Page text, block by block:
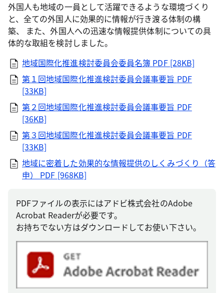
外国人も地域の一員として活躍できるような環境づくり
と、全ての外国人に効果的に情報が行き渡る体制の構
築、 また、外国人への迅速な情報提供体制についての具
体的な取組を検討しました。
地域国際化推進検討委員会委員名簿 PDF [28KB]
第１回地域国際化推進検討委員会議事要旨 PDF
[33KB]
第２回地域国際化推進検討委員会議事要旨 PDF
[36KB]
第３回地域国際化推進検討委員会議事要旨 PDF
[33KB]
地域に密着した効果的な情報提供のしくみづくり（答
申） PDF [968KB]
PDFファイルの表示にはアドビ株式会社のAdobe
Acrobat Readerが必要です。
お持ちでない方はダウンロードしてお使い下さい。